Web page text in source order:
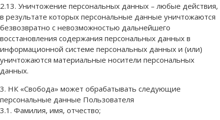
2.13. Уничтожение персональных данных – любые действия,
в результате которых персональные данные уничтожаются
безвозвратно с невозможностью дальнейшего
восстановления содержания персональных данных в
информационной системе персональных данных и (или)
уничтожаются материальные носители персональных
данных.
3. НК «Свобода» может обрабатывать следующие
персональные данные Пользователя
3.1. Фамилия, имя, отчество;